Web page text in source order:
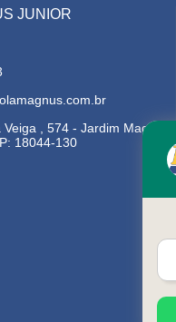
JUNIOR
, 574 - Jardim Magnolia
18044-130